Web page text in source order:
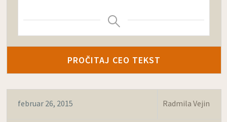
PROČITAJ CEO TEKST
februar 26, 2015 Radmila Vejin